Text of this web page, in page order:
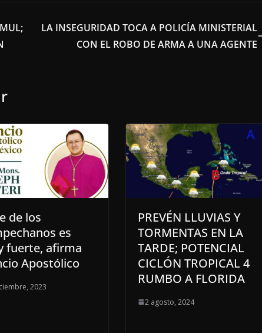
LA INSEGURIDAD TOCA A POLICÍA MINISTERIAL
CON EL ROBO DE ARMA A UNA AGENTE
de los
es
fuerte, afirma
Apostólico
2023
PREVÉN LLUVIAS Y
TORMENTAS EN LA
TARDE; POTENCIAL
CICLÓN TROPICAL 4
RUMBO A FLORIDA
2 agosto, 2024